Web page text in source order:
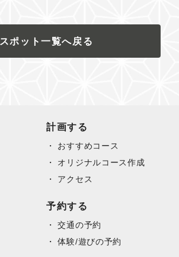
スポット一覧へ戻る
計画する
おすすめコース
オリジナルコース作成
アクセス
予約する
交通の予約
体験/遊びの予約